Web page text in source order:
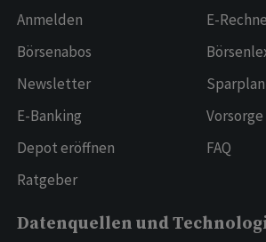
Anmelden
Börsenabos
Newsletter
E-Banking
Depot eröffnen
Ratgeber
E-
Sparplan
Vorsorge
FAQ
Datenquellen und